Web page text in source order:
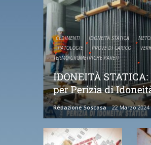
CEDIMENTI IDONEITÀ STATICA
PATOLOGIE
PROVE DI CARICO
TERMOIGROMETRICHE PARETI
IDONEITÀ STATICA:
per Perizia di
Redazione Soscasa 22 Marzo 2024